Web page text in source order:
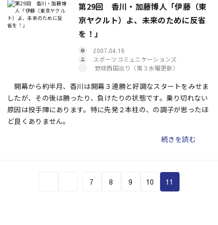
第29回 香川・加藤博人「伊藤（東
京ヤクルト）よ、未来のために反省
を！」
2007.04.16
スポーツコミュニケーションズ
野球西国巡り（第３水曜更新）
開幕から約半月、香川は開幕３連勝と好調なスタートをみせま
したが、その後は勝ったり、負けたりの状態です。乗り切れない
原因は投手陣にあります。特に先発２本柱の、の調子が思ったほ
ど良くありません。
続きを読む
7 8 9 10 11